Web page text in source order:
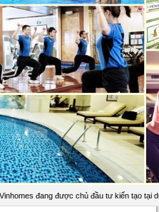
đang được chủ đầu tư kiến tạo tại